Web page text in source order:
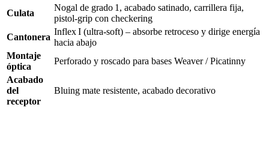
Culata
Nogal de grado 1, acabado satinado, carrillera fija,
pistol-grip con checkering
Cantonera
Inflex I (ultra-soft) – absorbe retroceso y dirige energía
hacia abajo
Montaje
óptica
Perforado y roscado para bases Weaver / Picatinny
Acabado
del
receptor
Bluing mate resistente, acabado decorativo